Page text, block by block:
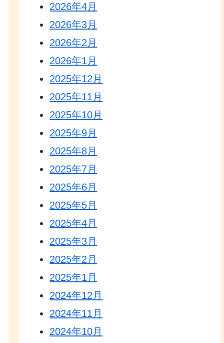
2026年4月
2026年3月
2026年2月
2026年1月
2025年12月
2025年11月
2025年10月
2025年9月
2025年8月
2025年7月
2025年6月
2025年5月
2025年4月
2025年3月
2025年2月
2025年1月
2024年12月
2024年11月
2024年10月